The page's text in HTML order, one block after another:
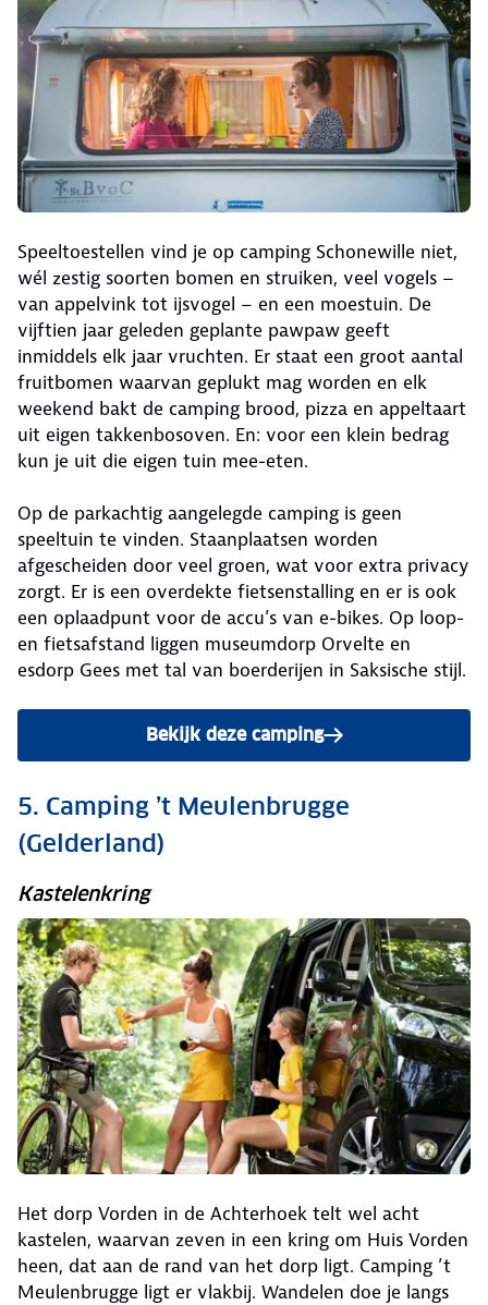
Speeltoestellen vind je op camping Schonewille niet,
wél zestig soorten bomen en struiken, veel vogels –
van appelvink tot ijsvogel – en een moestuin. De
vijftien jaar geleden geplante pawpaw geeft
inmiddels elk jaar vruchten. Er staat een groot aantal
fruitbomen waarvan geplukt mag worden en elk
weekend bakt de camping brood, pizza en appeltaart
uit eigen takkenbosoven. En: voor een klein bedrag
kun je uit die eigen tuin mee-eten.
Op de parkachtig aangelegde camping is geen
speeltuin te vinden. Staanplaatsen worden
afgescheiden door veel groen, wat voor extra privacy
zorgt. Er is een overdekte fietsenstalling en er is ook
een oplaadpunt voor de accu’s van e-bikes. Op loop-
en fietsafstand liggen museumdorp Orvelte en
esdorp Gees met tal van boerderijen in Saksische stijl.
Bekijk deze camping
5. Camping ’t Meulenbrugge
(Gelderland)
Kastelenkring
Het dorp Vorden in de Achterhoek telt wel acht
kastelen, waarvan zeven in een kring om Huis Vorden
heen, dat aan de rand van het dorp ligt. Camping ’t
Meulenbrugge ligt er vlakbij. Wandelen doe je langs